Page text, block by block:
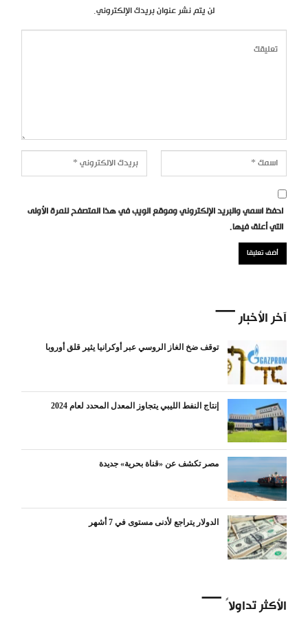
لن يتم نشر عنوان بريدك الإلكتروني.
احفظ اسمي والبريد الإلكتروني وموقع الويب في هذا المتصفح للمرة الأولى
التي أعلق فيها.
آخر الأخبار
توقف ضخ الغاز الروسي عبر أوكرانيا يثير قلق أوروبا
إنتاج النفط الليبي يتجاوز المعدل المحدد لعام 2024
مصر تكشف عن «قناة بحرية» جديدة
الدولار يتراجع لأدنى مستوى في 7 أشهر
الأكثر تداولاً